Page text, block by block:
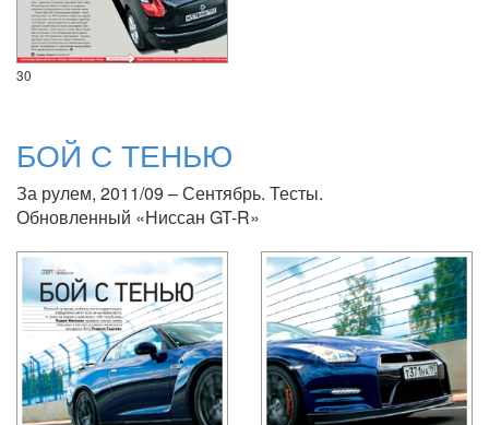
30
БОЙ С ТЕНЬЮ
За рулем, 2011/09 – Сентябрь. Тесты.
Обновленный «Ниссан GT-R»